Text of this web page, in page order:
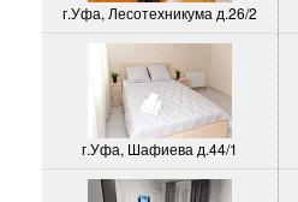
г.Уфа, Лесотехникума д.26/2
г.Уфа, Шафиева д.44/1